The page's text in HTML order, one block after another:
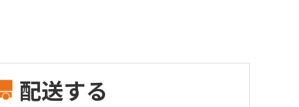
配送する